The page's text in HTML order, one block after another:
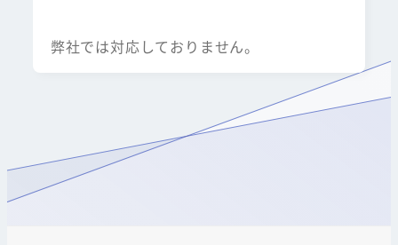
弊社では対応しておりません。